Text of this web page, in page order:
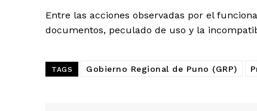
Entre las acciones observadas por el
documentos, peculado de uso y la
TAGS Gobierno Regional de Puno (GRP)